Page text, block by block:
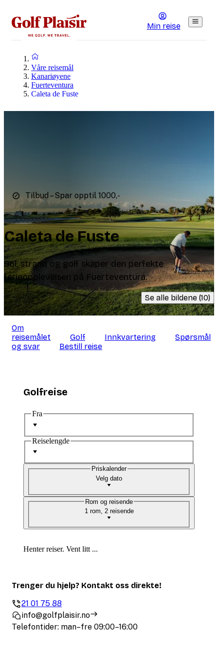
Min reise
Våre reisemål
Kanariøyene
Fuerteventura
Caleta de Fuste
Tilbud – Spar opptil 1000,-
Caleta de Fuste
Sol, strand og golf skaper den perfekte
ferieopplevelsen på Fuerteventura.
Se alle bildene (10)
Om
reisemålet
Golf Innkvartering
Spørsmål
og svar
Bestill reise
Golfreise
Fra
Reiselengde
Velg dato
Priskalender
1 rom, 2 reisende
Rom og reisende
Henter reiser. Vent litt ...
Trenger du hjelp? Kontakt oss direkte!
21 01 75 88
info@golfplaisir.no
Telefontider: man–fre 09:00–16:00